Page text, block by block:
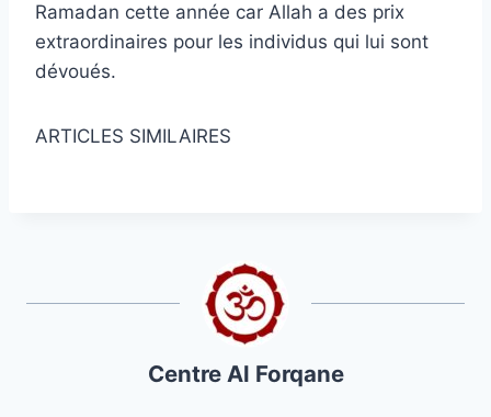
Ramadan cette année car Allah a des prix
extraordinaires pour les individus qui lui sont
dévoués.
ARTICLES SIMILAIRES
Centre Al Forqane